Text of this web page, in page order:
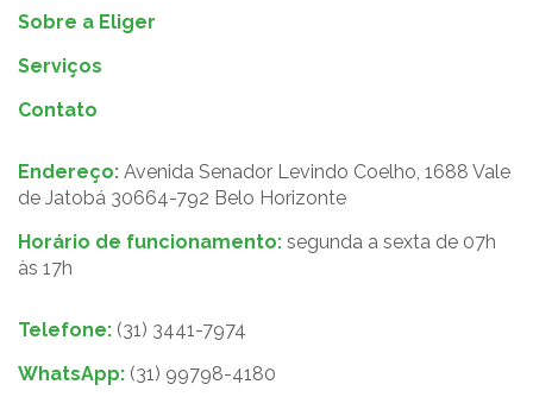
Sobre a Eliger
Serviços
Contato
Endereço: Avenida Senador Levindo Coelho, 1688 Vale
de Jatobá 30664-792 Belo Horizonte
Horário de funcionamento: segunda a sexta de 07h
às 17h
Telefone: (31) 3441-7974
WhatsApp: (31) 99798-4180